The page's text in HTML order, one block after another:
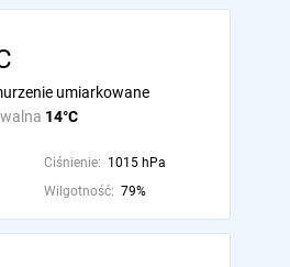
14°C
umiarkowane
Ciśnienie: 1015 hPa
Wilgotność: 79%